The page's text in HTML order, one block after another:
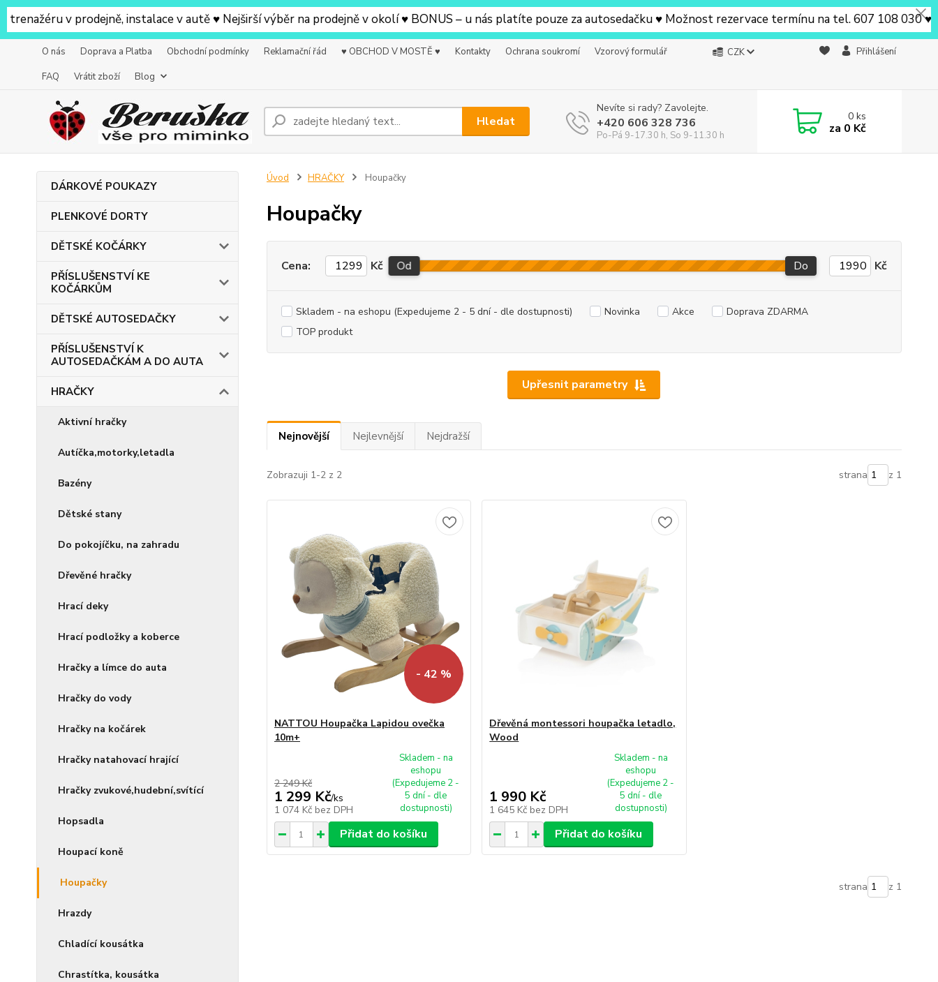
v prodejně, instalace v autě ♥ Nejširší výběr na prodejně v okolí ♥ BONUS – u nás platíte pouze za autosedačku ♥ Možnost rezervace termínu na tel. 607 108 030 ♥ V
O nás Doprava a Platba Obchodní podmínky Reklamační řád ♥ OBCHOD V MOSTĚ ♥ Kontakty Ochrana soukromí
Vzorový formulář
FAQ
Vrátit zboží Blog
CZK Přihlášení
Hledat
Nevíte si rady? Zavolejte.
+420 606 328 736
Po-Pá 9-17.30 h, So 9-11.30 h
0ks
za 0 Kč
DÁRKOVÉ POUKAZY
PLENKOVÉ DORTY
DĚTSKÉ KOČÁRKY
PŘÍSLUŠENSTVÍ KE
KOČÁRKŮM
DĚTSKÉ AUTOSEDAČKY
PŘÍSLUŠENSTVÍ K
AUTOSEDAČKÁM A DO AUTA
HRAČKY
Aktivní hračky
Autíčka,motorky,letadla
Bazény
Dětské stany
Do pokojíčku, na zahradu
Dřevěné hračky
Hrací deky
Hrací podložky a koberce
Hračky a límce do auta
Hračky do vody
Hračky na kočárek
Hračky natahovací hrající
Hračky zvukové,hudební,svítící
Hopsadla
Houpací koně
Houpačky
Hrazdy
Chladící kousátka
Chrastítka, kousátka
Úvod HRAČKY Houpačky
Houpačky
Upřesnit parametry
Cena: Kč Od Do Kč
Skladem - na eshopu (Expedujeme 2 - 5 dní - dle dostupnosti) Novinka Akce
Doprava ZDARMA
TOP produkt
Nejnovější Nejlevnější Nejdražší
Zobrazuji 1-2 z 2 strana z 1
- 42 %
NATTOU Houpačka Lapidou ovečka
10m+
2 249 Kč
1 299 Kč/ks
1 074 Kč bez DPH
Skladem - na
eshopu
(Expedujeme 2 -
5 dní - dle
dostupnosti)
Přidat do košíku
Dřevěná montessori houpačka letadlo,
Wood
1 990 Kč
1 645 Kč bez DPH
Skladem - na
eshopu
(Expedujeme 2 -
5 dní - dle
dostupnosti)
Přidat do košíku
strana z 1